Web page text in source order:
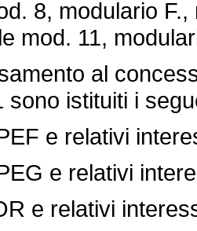
8, modulario
mod. 11,
al
sono istituiti i
e relativi
e relativi
e relativi